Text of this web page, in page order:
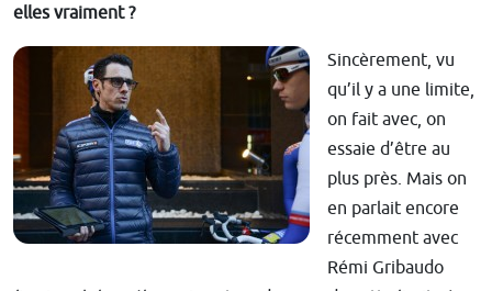
elles vraiment ?
Sincèrement, vu
qu’il y a une limite,
on fait avec, on
essaie d’être au
plus près. Mais on
en parlait encore
récemment avec
Rémi Gribaudo